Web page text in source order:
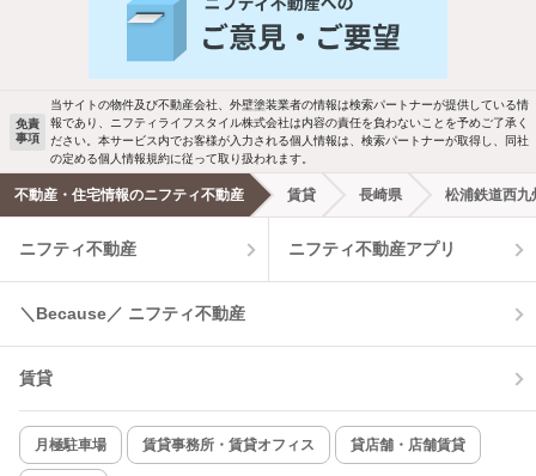
免責
事項
当サイトの物件及び不動産会社、外壁塗装業者の情報は検索パートナーが提供している情
報であり、ニフティライフスタイル株式会社は内容の責任を負わないことを予めご了承く
ださい。本サービス内でお客様が入力される個人情報は、検索パートナーが取得し、同社
の定める個人情報規約に従って取り扱われます。
不動産・住宅情報のニフティ不動産 賃貸 長崎県 松浦鉄道西九
ニフティ不動産 ニフティ不動産アプリ
＼Because／ ニフティ不動産
賃貸
月極駐車場 賃貸事務所・賃貸オフィス 貸店舗・店舗賃貸